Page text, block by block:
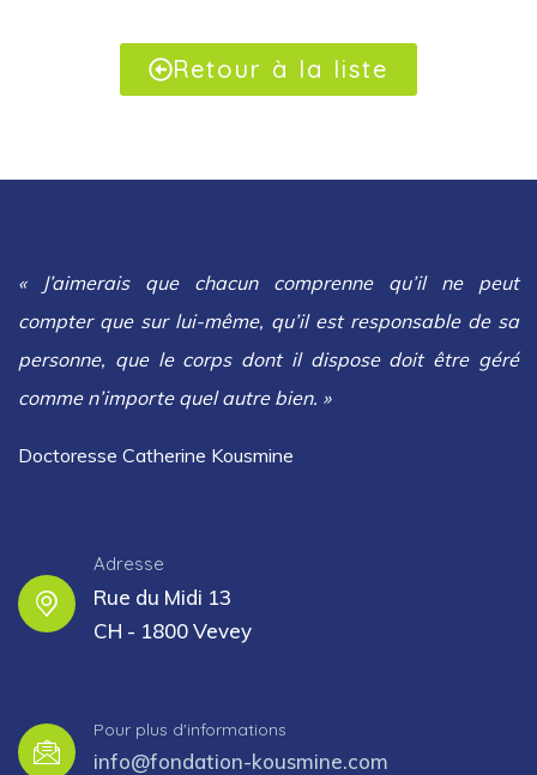
Retour à la liste
« J’aimerais que chacun comprenne qu’il ne peut
compter que sur lui-même, qu’il est responsable de sa
personne, que le corps dont il dispose doit être géré
comme n’importe quel autre bien. »
Doctoresse Catherine Kousmine
Adresse
Rue du Midi 13
CH - 1800 Vevey
Pour plus d'informations
info@fondation-kousmine.com